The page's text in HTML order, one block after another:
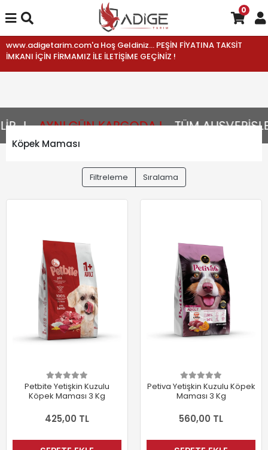
www.adigetarim.com'a Hoş Geldiniz... PEŞİN FİYATINA TAKSİT
İMKANI İÇİN FİRMAMIZ İLE İLETİŞİME GEÇİNİZ !
AYNI GÜN KARGODA ! TÜM
0
Köpek Maması
Filtreleme Sıralama
Petbite Yetişkin Kuzulu
Köpek Maması 3 Kg
425,00 TL
Petiva Yetişkin Kuzulu Köpek
Maması 3 Kg
560,00 TL